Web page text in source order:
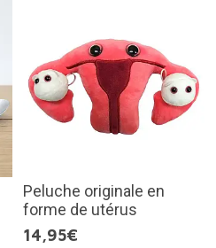
Peluche originale en
forme de utérus
14,95€